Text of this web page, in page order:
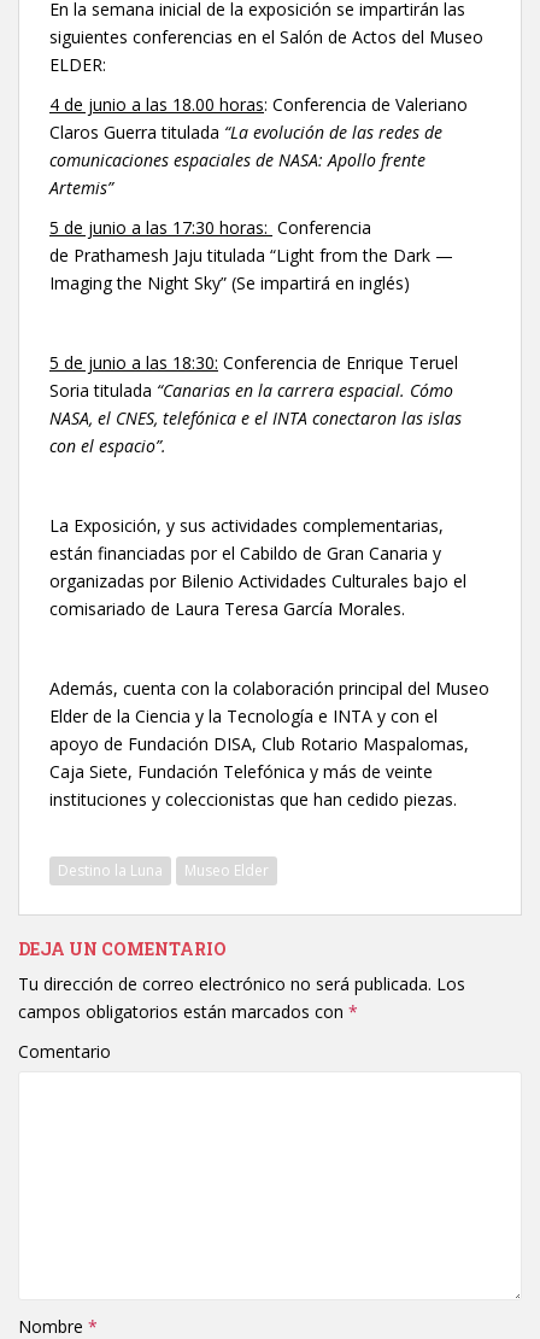
En la semana inicial de la exposición se impartirán las
siguientes conferencias en el Salón de Actos del Museo
ELDER:
4 de junio a las 18.00 horas: Conferencia de Valeriano
Claros Guerra titulada “La evolución de las redes de
comunicaciones espaciales de NASA: Apollo frente
Artemis”
5 de junio a las 17:30 horas: Conferencia
de Prathamesh Jaju titulada “Light from the Dark —
Imaging the Night Sky” (Se impartirá en inglés)
5 de junio a las 18:30: Conferencia de Enrique Teruel
Soria titulada “Canarias en la carrera espacial. Cómo
NASA, el CNES, telefónica e el INTA conectaron las islas
con el espacio”.
La Exposición, y sus actividades complementarias,
están financiadas por el Cabildo de Gran Canaria y
organizadas por Bilenio Actividades Culturales bajo el
comisariado de Laura Teresa García Morales.
Además, cuenta con la colaboración principal del Museo
Elder de la Ciencia y la Tecnología e INTA y con el
apoyo de Fundación DISA, Club Rotario Maspalomas,
Caja Siete, Fundación Telefónica y más de veinte
instituciones y coleccionistas que han cedido piezas.
Destino la Luna Museo Elder
DEJA UN COMENTARIO
Tu dirección de correo electrónico no será publicada. Los
campos obligatorios están marcados con *
Comentario
Nombre *